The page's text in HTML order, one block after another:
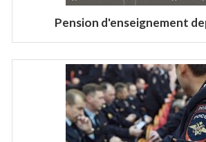
Pension d'enseignement